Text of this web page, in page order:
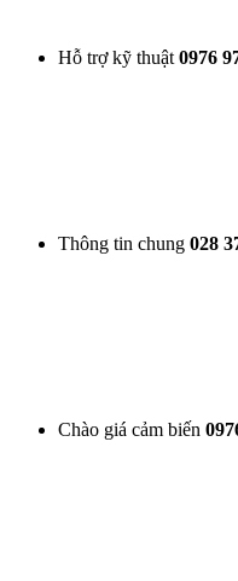
Hỗ trợ kỹ thuật 0976
Thông tin chung 028
Chào giá cảm biến